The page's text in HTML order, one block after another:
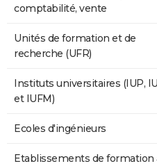
comptabilité, vente
Unités de formation et de
recherche (UFR)
Instituts universitaires (IUP,
et IUFM)
Ecoles d'ingénieurs
Etablissements de formation